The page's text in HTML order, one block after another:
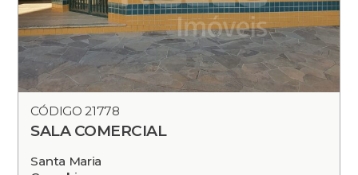
CÓDIGO 21778
SALA COMERCIAL
Santa Maria